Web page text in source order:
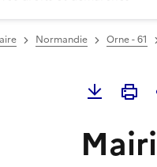
Normandie Orne - 61